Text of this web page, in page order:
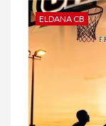
ELDANA CB